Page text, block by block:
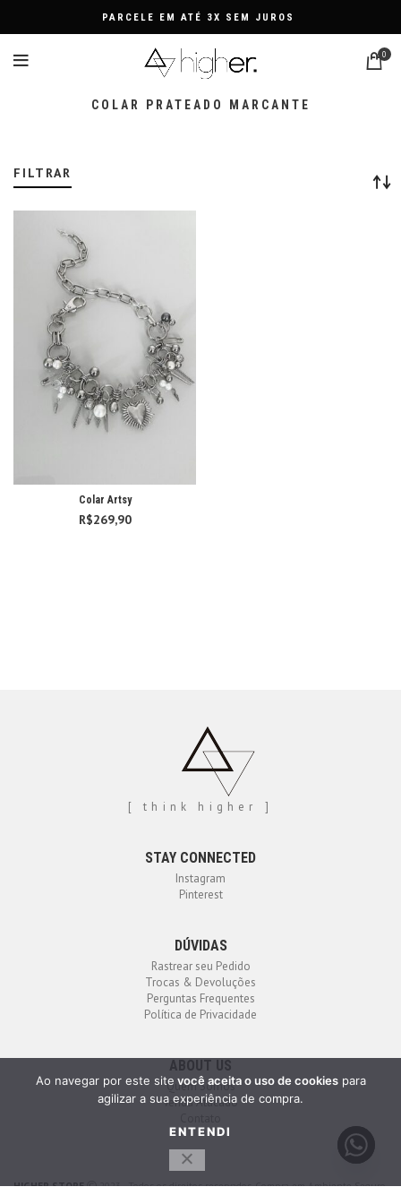
PARCELE EM ATÉ 3X SEM JUROS
0
COLAR PRATEADO MARCANTE
FILTRAR
Colar Artsy
R$269,90
[ think higher ]
STAY CONNECTED
Instagram
Pinterest
DÚVIDAS
Rastrear seu Pedido
Trocas & Devoluções
Perguntas Frequentes
Política de Privacidade
ABOUT US
Quem Somos
Venda Atacado
HIGHER STORE 2023 - Todos os direitos reservados. Compra em Ambiente Seguro.
Ao navegar por este site você aceita o uso de cookiespara
agilizar a sua experiência de compra.
ENTENDI